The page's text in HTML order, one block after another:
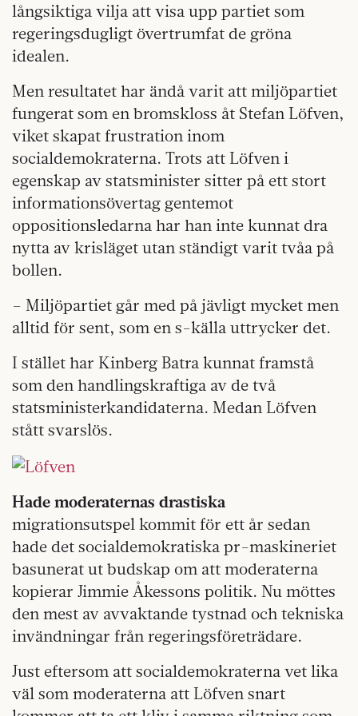
långsiktiga vilja att visa upp partiet som
regeringsdugligt övertrumfat de gröna
idealen.
Men resultatet har ändå varit att miljöpartiet
fungerat som en bromskloss åt Stefan Löfven,
viket skapat frustration inom
socialdemokraterna. Trots att Löfven i
egenskap av statsminister sitter på ett stort
informationsövertag gentemot
oppositionsledarna har han inte kunnat dra
nytta av krisläget utan ständigt varit tvåa på
bollen.
– Miljöpartiet går med på jävligt mycket men
alltid för sent, som en s-källa uttrycker det.
I stället har Kinberg Batra kunnat framstå
som den handlingskraftiga av de två
statsministerkandidaterna. Medan Löfven
stått svarslös.
Hade moderaternas drastiska
migrationsutspel kommit för ett år sedan
hade det socialdemokratiska pr-maskineriet
basunerat ut budskap om att moderaterna
kopierar Jimmie Åkessons politik. Nu möttes
den mest av avvaktande tystnad och tekniska
invändningar från regeringsföreträdare.
Just eftersom att socialdemokraterna vet lika
väl som moderaterna att Löfven snart